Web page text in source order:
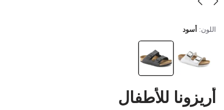
اللون: أسود
أريزونا للأطفال